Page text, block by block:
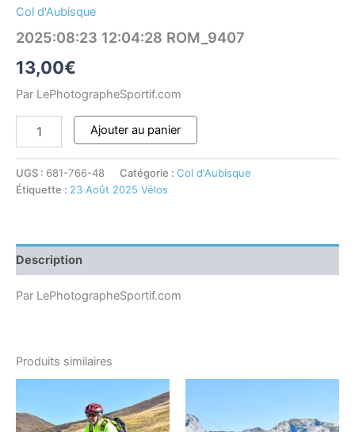
Col d'Aubisque
2025:08:23 12:04:28 ROM_9407
13,00€
Par LePhotographeSportif.com
Ajouter au panier
UGS : 681-766-48 Catégorie : Col d'Aubisque
Étiquette : 23 Août 2025 Vélos
Description
Par LePhotographeSportif.com
Produits similaires